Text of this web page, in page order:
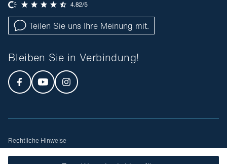
Teilen Sie uns Ihre Meinung mit.
Bleiben Sie in Verbindung!
Rechtliche Hinweise